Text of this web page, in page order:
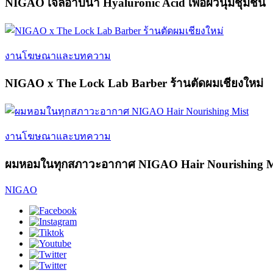
NIGAO เจลอาบน้ำ Hyaluronic Acid เพื่อผิวนุ่มชุ่มชื้น
งานโฆษณาและบทความ
NIGAO x The Lock Lab Barber ร้านตัดผมเชียงใหม่
งานโฆษณาและบทความ
ผมหอมในทุกสภาวะอากาศ NIGAO Hair Nourishing
NIGAO